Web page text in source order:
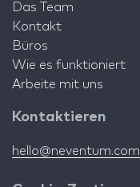
Das Team
Kontakt
Büros
Wie es funktioniert
Arbeite mit uns
Kontaktieren
hello@neventum.com